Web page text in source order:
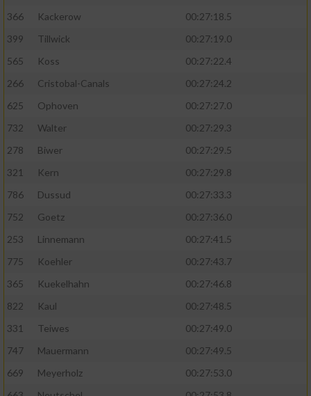
366
Kackerow
00:27:18.5
399
Tillwick
00:27:19.0
565
Koss
00:27:22.4
266
Cristobal-Canals
00:27:24.2
625
Ophoven
00:27:27.0
732
Walter
00:27:29.3
278
Biwer
00:27:29.5
321
Kern
00:27:29.8
786
Dussud
00:27:33.3
752
Goetz
00:27:36.0
253
Linnemann
00:27:41.5
775
Koehler
00:27:43.7
365
Kuekelhahn
00:27:46.8
822
Kaul
00:27:48.5
331
Teiwes
00:27:49.0
747
Mauermann
00:27:49.5
669
Meyerholz
00:27:53.0